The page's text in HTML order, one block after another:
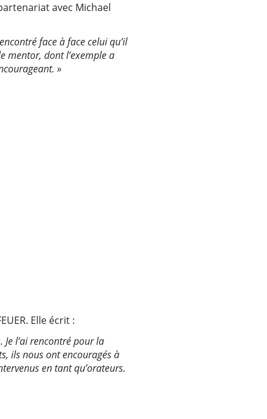
avec Michael
face à face celui qu’il
mentor, dont l’exemple a
»
Elle écrit :
l’ai rencontré pour la
ils nous ont encouragés à
en tant qu’orateurs.